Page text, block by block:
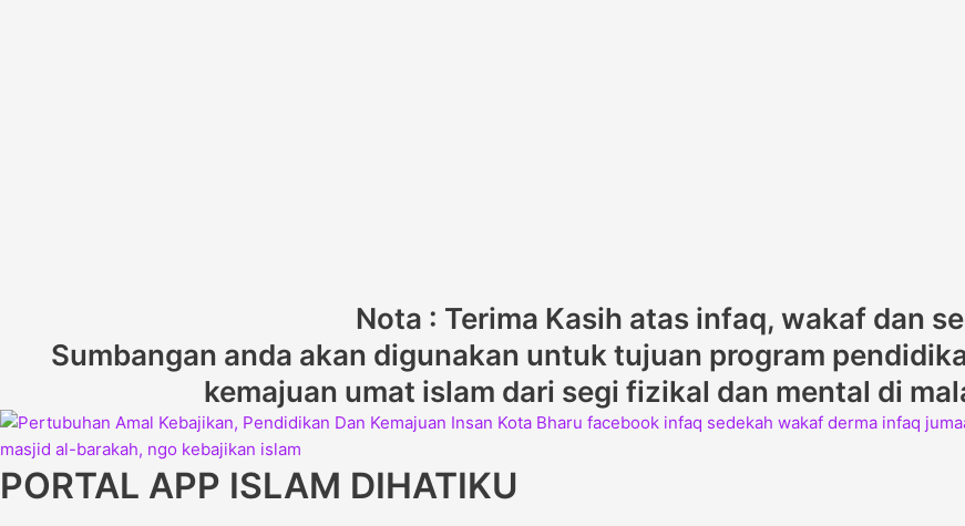
Nota : Terima Kasih atas infaq, wakaf dan
Sumbangan anda akan digunakan untuk tujuan program
kemajuan umat islam dari segi fizikal dan mental di
PORTAL APP ISLAM DIHATIKU